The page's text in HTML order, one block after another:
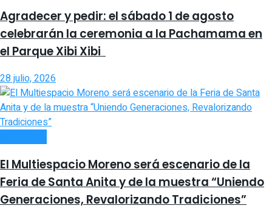
Agradecer y pedir: el sábado 1 de agosto
celebrarán la ceremonia a la Pachamama en
el Parque Xibi Xibi
28 julio, 2026
El Multiespacio Moreno será escenario de la
Feria de Santa Anita y de la muestra “Uniendo
Generaciones, Revalorizando Tradiciones”